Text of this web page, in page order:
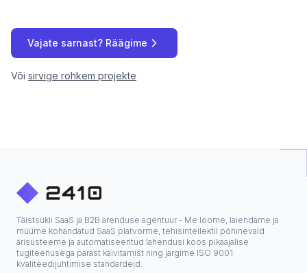
Vajate sarnast? Räägime
Või sirvige rohkem projekte
Täistsükli SaaS ja B2B arenduse agentuur - Me loome, laiendame ja
müüme kohandatud SaaS platvorme, tehisintellektil põhinevaid
ärisüsteeme ja automatiseeritud lahendusi koos pikaajalise
tugiteenusega pärast käivitamist ning järgime ISO 9001
kvaliteedijuhtimise standardeid.